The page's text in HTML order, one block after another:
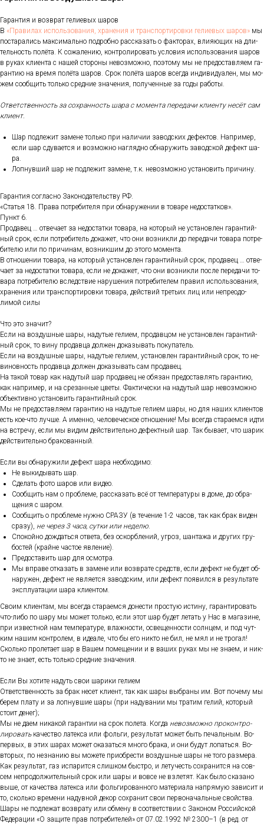
Га­ран­тия и воз­врат ге­ли­евых ша­ров
В «Пра­ви­лах ис­поль­зо­ва­ния, хра­не­ния и тран­спор­ти­ров­ки ге­ли­евых ша­ров» мы
пос­та­рались мак­си­маль­но под­робно рас­ска­зать о фак­то­рах, вли­яющих на дли­
тель­ность по­лёта. К со­жале­нию, кон­тро­лиро­вать ус­ло­вия ис­поль­зо­вания ша­ров
в ру­ках кли­ен­та с на­шей сто­роны не­воз­можно, по­это­му мы не пре­дос­тавля­ем га­
ран­тию на вре­мя по­лёта ша­ров. Срок по­лёта ша­ров всег­да ин­ди­виду­ален, мы мо­
жем со­об­щить толь­ко сред­ние зна­чения, по­лучен­ные за го­ды ра­боты.
От­ветс­твен­ность за сох­ранность ша­ра с мо­мен­та пе­реда­чи кли­ен­ту не­сёт сам
кли­ент.
Шар под­ле­жит за­мене толь­ко при на­личии за­вод­ских де­фек­тов. Нап­ри­мер,
ес­ли шар сду­ва­ет­ся и воз­можно наг­лядно об­на­ружить за­вод­ской де­фект ша­
ра.
Лоп­нувший шар не под­ле­жит за­мене, т.к. не­воз­можно ус­та­новить при­чину.
Га­ран­тия сог­ласно За­коно­датель­ству РФ.
«Статья 18. Пра­ва пот­ре­бите­ля при об­на­руже­нии в то­варе не­дос­татков».
Пункт 6.
Про­давец … от­ве­ча­ет за не­дос­татки то­вара, на ко­торый не ус­та­нов­лен га­ран­тий­
ный срок, ес­ли пот­ре­битель до­кажет, что они воз­никли до пе­реда­чи то­вара пот­ре­
бите­лю или по при­чинам, воз­никшим до это­го мо­мен­та.
В от­но­шении то­вара, на ко­торый ус­та­нов­лен га­ран­тий­ный срок, про­давец … от­ве­
ча­ет за не­дос­татки то­вара, ес­ли не до­кажет, что они воз­никли пос­ле пе­реда­чи то­
вара пот­ре­бите­лю вследс­твие на­руше­ния пот­ре­бите­лем пра­вил ис­поль­зо­вания,
хра­нения или тран­спор­ти­ров­ки то­вара, дей­ствий треть­их лиц или неп­ре­одо­
лимой си­лы
Что это зна­чит?
Ес­ли на воз­душные ша­ры, на­дутые ге­ли­ем, про­дав­цом не ус­та­нов­лен га­ран­тий­
ный срок, то ви­ну про­дав­ца дол­жен до­казы­вать по­купа­тель.
Ес­ли на воз­душные ша­ры, на­дутые ге­ли­ем, ус­та­нов­лен га­ран­тий­ный срок, то не­
винов­ность про­дав­ца дол­жен до­казы­вать сам про­давец.
На та­кой то­вар как на­дутый шар про­давец не обя­зан пре­дос­тавлять га­ран­тию,
как нап­ри­мер, и на сре­зан­ные цве­ты. Фак­ти­чес­ки на на­дутый шар не­воз­можно
объ­ек­тивно ус­та­новить га­ран­тий­ный срок.
Мы не пре­дос­тавля­ем га­ран­тию на на­дутые ге­ли­ем ша­ры, но для на­ших кли­ен­тов
есть кое-что луч­ше. А имен­но, че­лове­чес­кое от­но­шение! Мы всег­да ста­ра­ем­ся ид­ти
на встре­чу, ес­ли мы ви­дим дей­стви­тель­но де­фек­тный шар. Так бы­ва­ет, что ша­рик
дей­стви­тель­но бра­кован­ный.
Ес­ли вы об­на­ружи­ли де­фект ша­ра не­об­хо­димо:
Не вы­киды­вать шар.
Сде­лать фо­то ша­ров или ви­део.
Со­об­щить нам о проб­ле­ме, рас­ска­зать всё от тем­пе­рату­ры в до­ме, до об­ра­
щения с ша­ром.
Со­об­щить о проб­ле­ме нуж­но СРА­ЗУ (в те­чение 1-2 ча­сов, так как брак ви­ден
сра­зу), не че­рез 3 ча­са, сут­ки или не­делю.
Спо­кой­но дож­дать­ся от­ве­та, без ос­кор­бле­ний, уг­роз, шан­та­жа и дру­гих гру­
бос­тей (край­не час­тое яв­ле­ние).
Пре­дос­та­вить шар для ос­мотра.
Мы впра­ве от­ка­зать в за­мене или воз­вра­те средств, ес­ли де­фект не бу­дет об­
на­ружен, де­фект не яв­ля­ет­ся за­вод­ским, или де­фект по­явил­ся в ре­зуль­та­те
экс­плу­ата­ции ша­ра кли­ен­том.
Сво­им кли­ен­там, мы всег­да ста­ра­ем­ся до­нес­ти прос­тую ис­ти­ну, га­ран­ти­ровать
что-ли­бо по ша­ру мы мо­жет толь­ко, ес­ли этот шар бу­дет ле­тать у Нас в ма­гази­не,
при из­вес­тной нам тем­пе­рату­ре, влаж­ности, ос­ве­щен­ности сол­нцем, и под чут­
ким на­шим кон­тро­лем, в иде­але, что бы его ник­то не бил, не мял и не тро­гал!
Сколь­ко про­лета­ет шар в Ва­шем по­меще­нии и в ва­ших ру­ках мы не зна­ем, и ник­
то не зна­ет, есть толь­ко сред­ние зна­чения.
Ес­ли Вы хо­тите на­дуть свои ша­рики ге­ли­ем
От­ветс­твен­ность за брак не­сет кли­ент, так как ша­ры выб­ра­ны им. Вот по­чему мы
бе­рем пла­ту и за лоп­нувшие ша­ры (при на­дува­нии мы тра­тим ге­лий, ко­торый
сто­ит де­нег);
Мы не да­ем ни­какой га­ран­тии на срок по­лета. Ког­да не­воз­можно про­кон­тро­
лиро­ватька­чес­тво ла­тек­са или фоль­ги, ре­зуль­тат мо­жет быть пе­чаль­ным. Во-
пер­вых, в этих ша­рах мо­жет ока­зать­ся мно­го бра­ка, и они бу­дут ло­пать­ся. Во-
вто­рых, по нез­на­нию вы мо­жете при­об­рести воз­душные ша­ры не то­го раз­ме­ра.
Как ре­зуль­тат, газ ис­па­рит­ся слиш­ком быс­тро, и ле­тучесть сох­ра­нит­ся на сов­
сем неп­ро­дол­жи­тель­ный срок или ша­ры и вов­се не взле­тят. Как бы­ло ска­зано
вы­ше, от ка­чес­тва ла­тек­са или фоль­ги­рован­но­го ма­тери­ала нап­ря­мую за­висит и
то, сколь­ко вре­мени на­дув­ной де­кор сох­ра­нит свои пер­во­началь­ные свой­ства.
Ша­ры не под­ле­жат воз­вра­ту или об­ме­ну в со­от­ветс­твии с За­коном Рос­сий­ской
Фе­дера­ции «О за­щите прав пот­ре­бите­лей» от 07.02.1992 № 2300–1 (в ред. от